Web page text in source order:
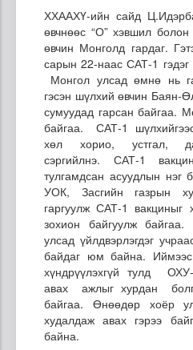
ХХААХҮ-ийн сайд
өвчнөөс “О” хэвшил
өвчин Монголд гардаг.
сарын 22-наас САТ-1
Монгол улсад өмнө нь
гэсэн шүлхий өвчин Баян-
сумуудад гарсан байгаа.
байгаа. САТ-1
хөл хорио, устгал,
сэргийлнэ. САТ-1
тулгамдсан асуудлын нэг
УОК, Засгийн газрын
гаргуулж САТ-1
зохион байгуулж
улсад үйлдвэрлэгдэг
байдаг юм байна.
хүндрүүлэхгүй тулд
авах ажлыг хурдан
байгаа. Өнөөдөр хоёр
худалдаж авах гэрээ
байна.